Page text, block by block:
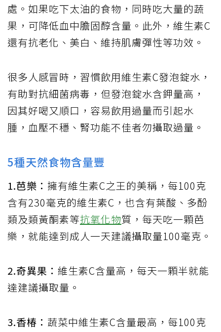
處。如果吃下太油的食物，同時吃大量的蔬
果，可降低血中膽固醇含量。此外，維生素C
還有抗老化、美白、維持肌膚彈性等功效。
很多人感冒時，習慣飲用維生素C發泡錠水，
有助對抗細菌病毒，但發泡錠水含鉀量高，
因其好喝又順口，容易飲用過量而引起水
腫，血壓不穩、腎功能不佳者勿攝取過量。
5種天然食物含量豐
1.芭樂： 擁有維生素C之王的美稱，每100克
含有230毫克的維生素C，也含有葉酸、多酚
類及類黃酮素等抗氧化物質，每天吃一顆芭
樂，就能達到成人一天建議攝取量100毫克。
2.奇異果： 維生素C含量高，每天一顆半就能
達建議攝取量。
3.香椿： 蔬菜中維生素C含量最高，每100克